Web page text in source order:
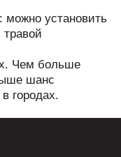
можно установить
травой
Чем больше
шанс
городах.